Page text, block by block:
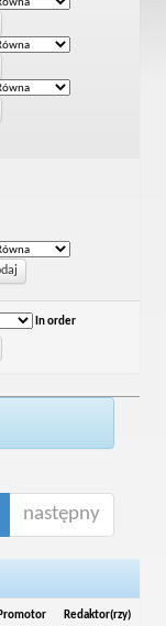
In order
następny
Promotor Redaktor(rzy)